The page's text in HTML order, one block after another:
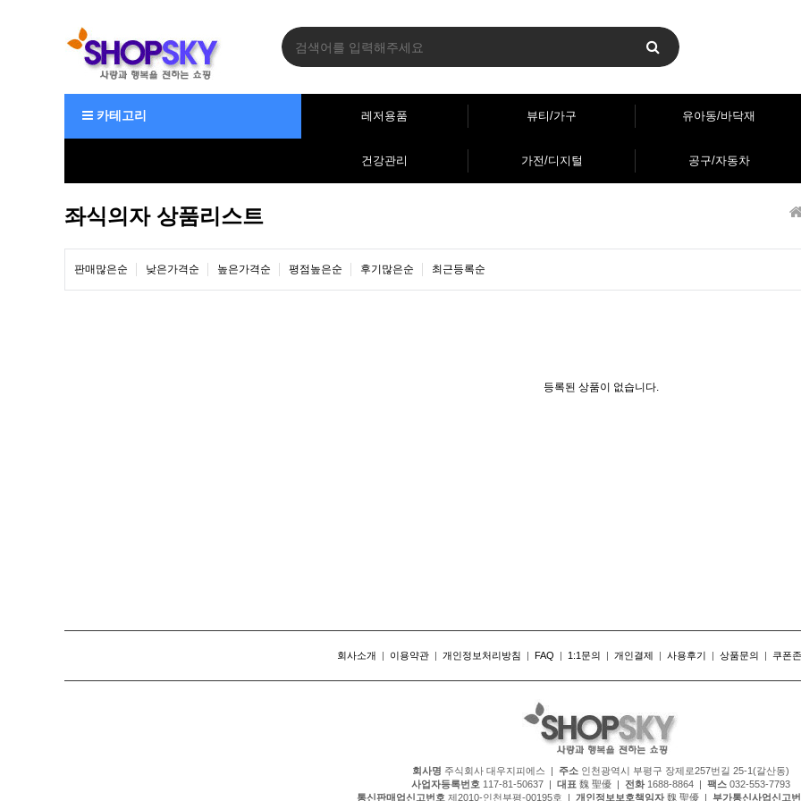
카테고리 레저용품 뷰티/가구 유아동/바닥재
건강관리 가전/디지털 공구/자동차
좌식의자 상품리스트
판매많은순 낮은가격순 높은가격순 평점높은순 후기많은순 최근등록순
등록된 상품이 없습니다.
회사소개 | 이용약관 | 개인정보처리방침 | FAQ | 1:1문의 | 개인결제 | 사용후기 | 상품문의 | 쿠폰존
회사명 주식회사 대우지피에스 | 주소 인천광역시 부평구 장제로257번길 25-1(갈산동)
사업자등록번호 117-81-50637 | 대표 魏 聖優 | 전화1688-8864 | 팩스 032-553-7793
통신판매업신고번호 제2010-인천부평-00195호 | 개인정보보호책임자魏 聖優 | 부가통신사업신고